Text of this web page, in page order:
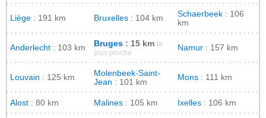
Liège : 191 km Bruxelles : 104 km Schaerbeek : 106
km
Anderlecht : 103 km Bruges : 15 km
la
plus proche
Namur : 157 km
Louvain : 125 km
Molenbeek-Saint-
Jean : 101 km
Mons : 111 km
Alost : 80 km Malines : 105 km Ixelles : 106 km